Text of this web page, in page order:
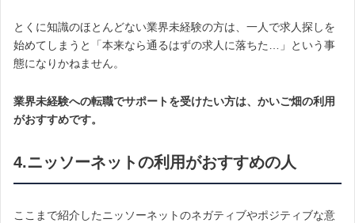
とくに知識のほとんどない業界未経験の方は、一人で求人探しを
始めてしまうと「本来なら通るはずの求人に落ちた…」という事
態になりかねません。
業界未経験への転職でサポートを受けたい方は、かいご畑の利用
がおすすめです。
4.ニッソーネットの利用がおすすめの人
ここまで紹介したニッソーネットのネガティブやポジティブな意